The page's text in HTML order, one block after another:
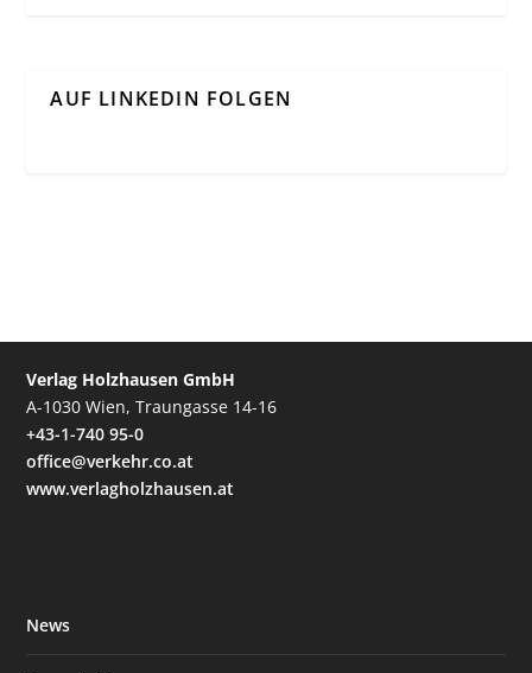
AUF LINKEDIN FOLGEN
Verlag Holzhausen GmbH
A-1030 Wien, Traungasse 14-16
+43-1-740 95-0
office@verkehr.co.at
www.verlagholzhausen.at
News